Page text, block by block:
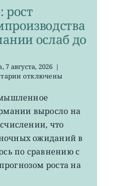
рост
ослаб до
7 августа, 2026 |
к
EWG:
рост
промпроизводства
Германии
до
0,2%
отключены
выросло на
что
ожиданий в
по сравнению с
роста на